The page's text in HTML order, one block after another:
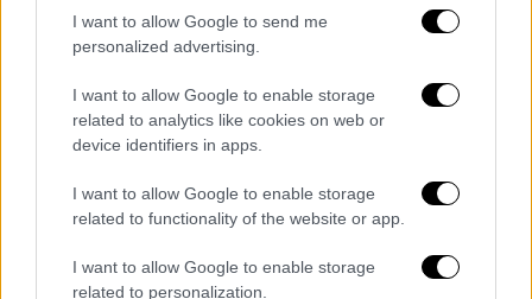
I want to allow Google to send me
personalized advertising.
I want to allow Google to enable storage
related to analytics like cookies on web or
device identifiers in apps.
I want to allow Google to enable storage
related to functionality of the website or app.
I want to allow Google to enable storage
related to personalization.
όποιον βρήκε μπροστά του, πλάσαρε αλλά η
μπάλα κατέληξε λίγο άουτ.
Εκτέλεση με ανάποδο ψαλίδι
μεγάλες ευκαιρίες για να ανοίξει το σκορ
αρχικά με κεφαλιά του Κουλιεράκη κι εν
συνεχεία με τον Νάρεϊ ο οποίος βγήκε
απέναντι στον Κουέστα, πλάσαρε αλλά η